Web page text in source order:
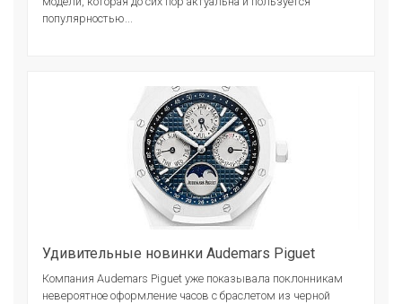
популярностью...
Удивительные новинки Audemars Piguet
Компания Audemars Piguet уже показывала поклонникам
невероятное оформление часов с браслетом из черной